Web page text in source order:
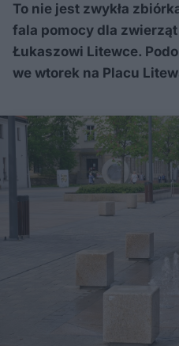
To nie jest zwykła
fala pomocy dla zwierząt
Łukaszowi Litewce.
we wtorek na Placu